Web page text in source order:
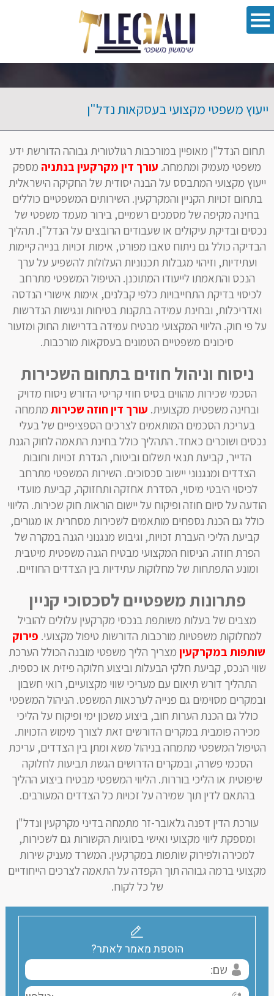
ייעוץ משפטי מקצועי בעסקאות נדל"ן
תחום הנדל"ן מאופיין במורכבות רגולטורית גבוהה הדורשת ידע
משפטי מעמיק ומתמחה. עורך דין מקרקעין בנתניה מספק
ייעוץ מקצועי המתבסס על הבנה יסודית של החקיקה הישראלית
בתחום זכויות הקניין והמקרקעין. השירותים המשפטיים כוללים
בחינה מקיפה של מסמכים רשמיים, בירור מעמד משפטי של
נכסים ובדיקת עיקולים או שעבודים הרובצים על הנדל"ן. תהליך
הבדיקה כולל גם ניתוח טאבו מפורט, אימות זכויות בנייה קיימות
ועתידיות, וזיהוי מגבלות תכנוניות העלולות להשפיע על ערך
הנכס והתאמתו לייעודו המתוכנן. הטיפול המשפטי מתרחב
לכיסוי בדיקת התחייבויות כלפי קבלנים, אימות אישורי הנדסה
ואדריכלות, ובחינת עמידה בתקנות בטיחות ונגישות הנדרשות
על פי חוק. הליווי המקצועי מבטיח עמידה בדרישות החוק ומזעור
סיכונים משפטיים הטמונים בעסקאות מורכבות.
ניסוח וניהול חוזים בתחום השכירות
הסכמי שכירות מהווים בסיס חוזי קריטי הדורש ניסוח מדויק
ובחינה משפטית מקצועית. עורך דין חוזה שכירות מתמחה
בעריכת הסכמים המותאמים לצרכים הספציפיים של בעלי
נכסים ושוכרים כאחד. התהליך כולל בחינת התאמה לחוק הגנת
הדייר, קביעת תנאי תשלום וביטוח, הגדרת זכויות וחובות
הצדדים ומנגנוני יישוב סכסוכים. השירות המשפטי מתרחב
לכיסוי היבטי מיסוי, הסדרת אחזקה ותחזוקה, קביעת מועדי
הודעה על סיום חוזה ופיקוח על יישום הוראות חוק שכירות. הליווי
כולל גם הכנת נספחים מותאמים לשכירות מסחרית או מגורים,
קביעת הליכי העברת זכויות, וגיבוש מנגנוני הגנה במקרה של
הפרת חוזה. הניסוח המקצועי מבטיח הגנה משפטית מיטבית
ומונע התפתחות של מחלוקות עתידיות בין הצדדים החוזיים.
פתרונות משפטיים לסכסוכי קניין
מצבים של בעלות משותפת בנכסי מקרקעין עלולים להוביל
למחלוקות משפטיות מורכבות הדורשות טיפול מקצועי. פירוק
שותפות במקרקעין מצריך הליך משפטי מובנה הכולל הערכת
שווי הנכס, קביעת חלקי הבעלות וביצוע חלוקה פיזית או כספית.
התהליך דורש תיאום עם מעריכי שווי מקצועיים, רואי חשבון
ובמקרים מסוימים גם פנייה לערכאות המשפט. הניהול המשפטי
כולל גם הכנת הערות חוב, ביצוע משכון ימי ופיקוח על הליכי
מכירה פומבית במקרים הדורשים זאת לצורך מימוש הזכויות.
הטיפול המשפטי מתמחה בניהול משא ומתן בין הצדדים, עריכת
הסכמי פשרה, ובמקרים הדרושים הגשת תביעות לחלוקה
שיפוטית או הליכי בוררות. הליווי המשפטי מבטיח ביצוע ההליך
בהתאם לדין תוך שמירה על זכויות כל הצדדים המעורבים.
עורכת הדין דפנה גלאובר-זר מתמחה בדיני מקרקעין ונדל"ן
ומספקת ליווי מקצועי ואישי בסוגיות הקשורות גם לשכירות,
למכירה ולפירוק שותפות במקרקעין. המשרד מעניק שירות
מקצועי ברמה גבוהה תוך הקפדה על התאמה לצרכים הייחודיים
של כל לקוח.
הוספת מאמר לאתר?